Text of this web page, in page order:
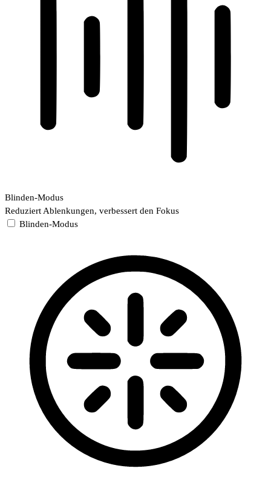
Blinden-Modus
Reduziert Ablenkungen, verbessert den Fokus
Blinden-Modus